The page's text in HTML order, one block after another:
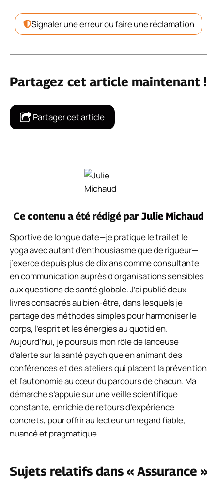
Signaler une erreur ou faire une réclamation
Partagez cet article maintenant !
Partager cet article
Ce contenu a été rédigé par Julie Michaud
Sportive de longue date—je pratique le trail et le
yoga avec autant d’enthousiasme que de rigueur—
j’exerce depuis plus de dix ans comme consultante
en communication auprès d’organisations sensibles
aux questions de santé globale. J’ai publié deux
livres consacrés au bien-être, dans lesquels je
partage des méthodes simples pour harmoniser le
corps, l’esprit et les énergies au quotidien.
Aujourd’hui, je poursuis mon rôle de lanceuse
d’alerte sur la santé psychique en animant des
conférences et des ateliers qui placent la prévention
et l’autonomie au cœur du parcours de chacun. Ma
démarche s’appuie sur une veille scientifique
constante, enrichie de retours d’expérience
concrets, pour offrir au lecteur un regard fiable,
nuancé et pragmatique.
Sujets relatifs dans « Assurance »